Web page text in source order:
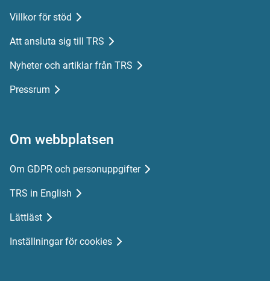
Villkor för stöd
Att ansluta sig till TRS
Nyheter och artiklar från TRS
Pressrum
Om webbplatsen
Om GDPR och personuppgifter
TRS in English
Lättläst
Inställningar för cookies